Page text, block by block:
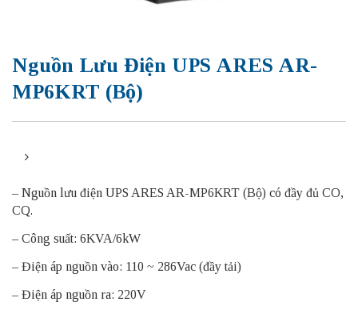
Nguồn Lưu Điện UPS ARES AR-
MP6KRT (Bộ)
– Nguồn lưu điện UPS ARES AR-MP6KRT (Bộ) có đầy đủ CO,
CQ.
– Công suất: 6KVA/6kW
– Điện áp nguồn vào: 110 ~ 286Vac (đầy tải)
– Điện áp nguồn ra: 220V